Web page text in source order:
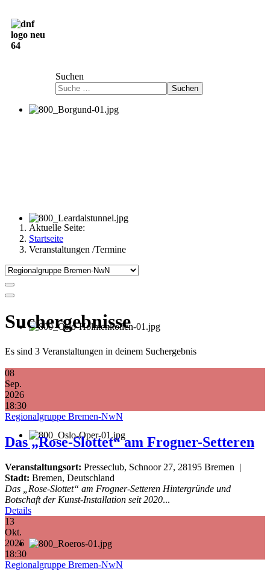
Suchen
Suchen
Aktuelle Seite:
Startseite
Veranstaltungen /Termine
Suchergebnisse
Es sind 3 Veranstaltungen in deinem Suchergebnis
08
Sep.
2026
18:30
Regionalgruppe Bremen-NwN
Das „Rose-Slottet“ am Frogner-Setteren
Veranstaltungsort: Presseclub, Schnoor 27, 28195 Bremen
Stadt: Bremen, Deutschland
Das „Rose-Slottet“ am Frogner-Setteren Hintergründe und
Botschaft der Kunst-Installation seit 2020...
Details
13
Okt.
2026
18:30
Regionalgruppe Bremen-NwN